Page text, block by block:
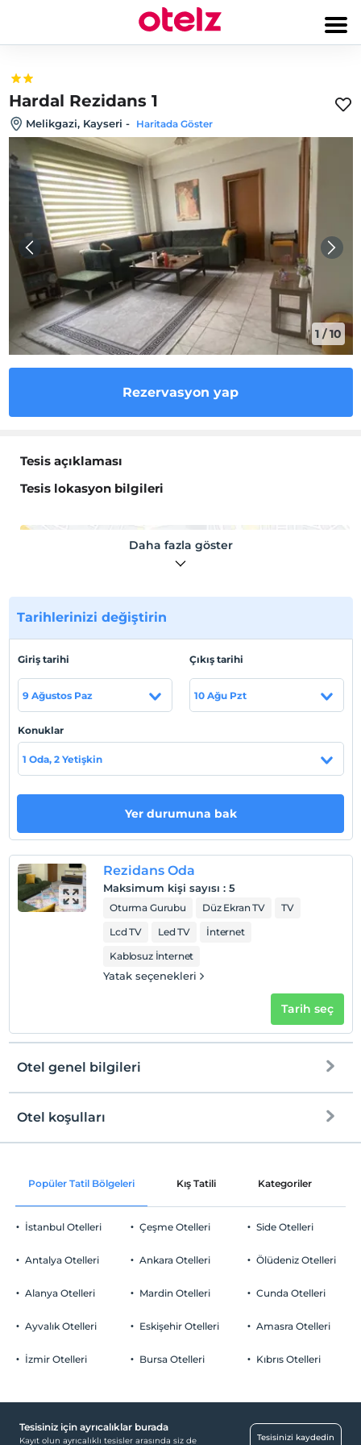
Hardal Rezidans 1
Melikgazi, Kayseri - Haritada Göster
1 /10
Rezervasyon yap
Tesis açıklaması
Tesis lokasyon bilgileri
Otel koşulları
Check/in
En erken saat 10:00 ve sonrası
Check/out
En geç saat 11:00 ve öncesi
Evcil hayvan barınabilir
Sigara
Odalarda sigara içilmez
Çocuklar
2 yaşına kadar olan bebekler ücretsizdir.
Her bir oda için 17 yaşına kadar 3 çocuk ücretsizdir
Daha fazla göster
Tarihlerinizi değiştirin
Giriş tarihi
9 Ağustos Paz
Çıkış tarihi
10 Ağu Pzt
Konuklar
1 Oda, 2 Yetişkin
Yer durumuna bak
Rezidans Oda
Maksimum kişi sayısı : 5
Oturma Gurubu Düz Ekran TV
TV
Lcd TV
Led TV
İnternet
Kablosuz İnternet
Yatak seçenekleri
Tarih seç
Otel genel bilgileri
Ortak alanlar ve tüm odalar
Otopark
Ücretli Özel Otopark
Çocuk
Otel koşulları
Check/in
Check/out
En geç saat 11:00 ve öncesi
Evcil Hayvan
2 yaşına kadar olan bebekler ücretsizdir.
Popüler Tatil Bölgeleri Kış Tatili Kategoriler
İstanbul Otelleri
Antalya Otelleri
Alanya Otelleri
Ayvalık Otelleri
İzmir Otelleri
Çeşme Otelleri
Ankara Otelleri
Mardin Otelleri
Eskişehir Otelleri
Bursa Otelleri
Side Otelleri
Ölüdeniz Otelleri
Cunda Otelleri
Amasra Otelleri
Kıbrıs Otelleri
Tesisiniz için ayrıcalıklar burada
Kayıt olun ayrıcalıklı tesisler arasında siz de
Tesisinizi kaydedin